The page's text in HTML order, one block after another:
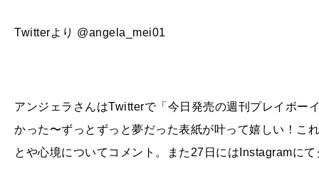
Twitterより @angela_mei01
アンジェラさんはTwitterで「今日発売の週刊プレイボー
かった〜ずっとずっと夢だった表紙が叶って嬉しい！こ
とや心境についてコメント。また27日にはInstagramに